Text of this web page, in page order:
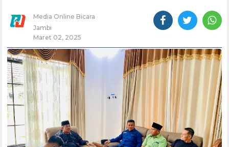
Media Online Bicara
Jambi
Maret 02, 2025